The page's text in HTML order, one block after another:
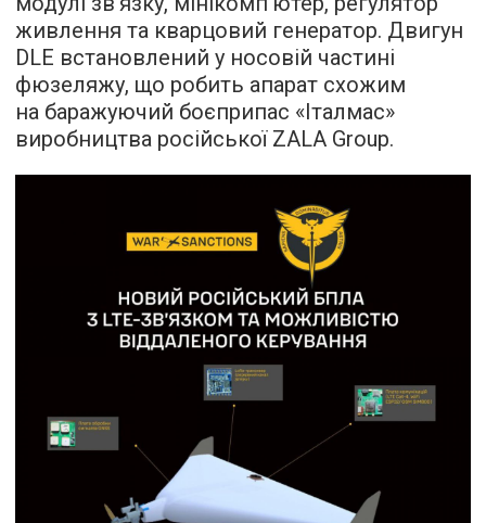
живлення та кварцовий генератор. Двигун
DLE встановлений у носовій частині
фюзеляжу, що робить апарат схожим
на баражуючий боєприпас «Італмас»
виробництва російської ZALA Group.